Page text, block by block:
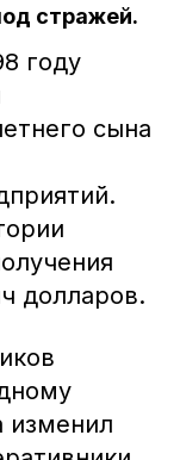
стражей.
году
сына
долларов.
изменил